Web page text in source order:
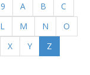
9 A B
C
L M N
O
X Y Z